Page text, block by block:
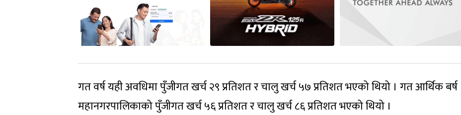
गत वर्ष यही अवधिमा पुँजीगत खर्च २९ प्रतिशत र चालु खर्च ५७ प्रतिशत भएको थियो । गत आर्थिक बर्ष
महानगरपालिकाको पुँजीगत खर्च ५६ प्रतिशत र चालु खर्च ८६ प्रतिशत भएको थियो ।